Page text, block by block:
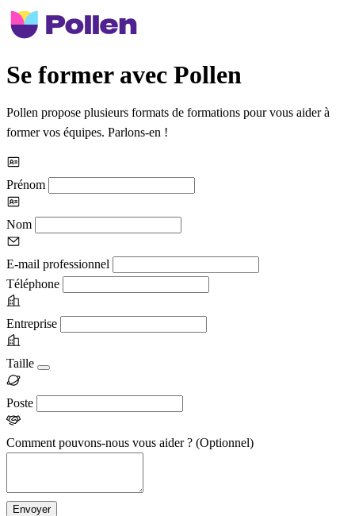
Se former avec Pollen
Pollen propose plusieurs formats de formations pour vous aider à
former vos équipes. Parlons-en !
Prénom
Nom
E-mail professionnel
Téléphone
Entreprise
Taille
Poste
Comment pouvons-nous vous aider ? (Optionnel)
Envoyer